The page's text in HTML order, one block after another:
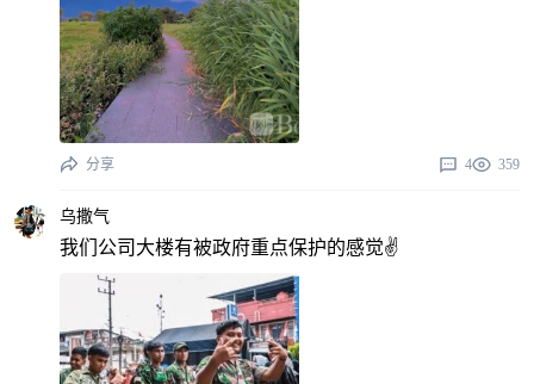
分享 4 359
乌撒气
我们公司大楼有被政府重点保护的感觉✌️